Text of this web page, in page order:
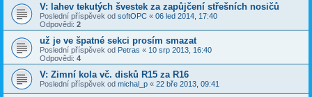
V: lahev tekutých švestek za zapůjčení střešních nosičů
Poslední příspěvek od softOPC « 06 led 2014, 17:40
Odpovědi: 2
už je ve špatné sekci prosím smazat
Poslední příspěvek od Petras « 10 srp 2013, 16:40
Odpovědi: 4
V: Zimní kola vč. disků R15 za R16
Poslední příspěvek od michal_p « 22 bře 2013, 09:41